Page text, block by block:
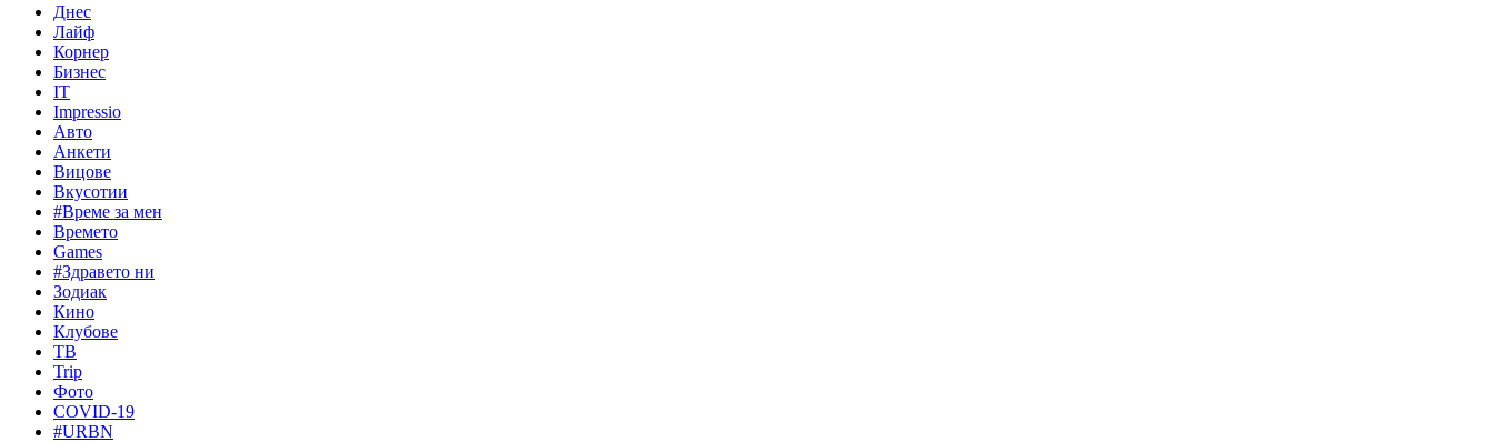
Днес
Лайф
Корнер
Бизнес
IT
Impressio
Авто
Анкети
Вицове
Вкусотии
#Време за мен
Времето
Games
#Здравето ни
Зодиак
Кино
Клубове
ТВ
Trip
Фото
COVID-19
#URBN